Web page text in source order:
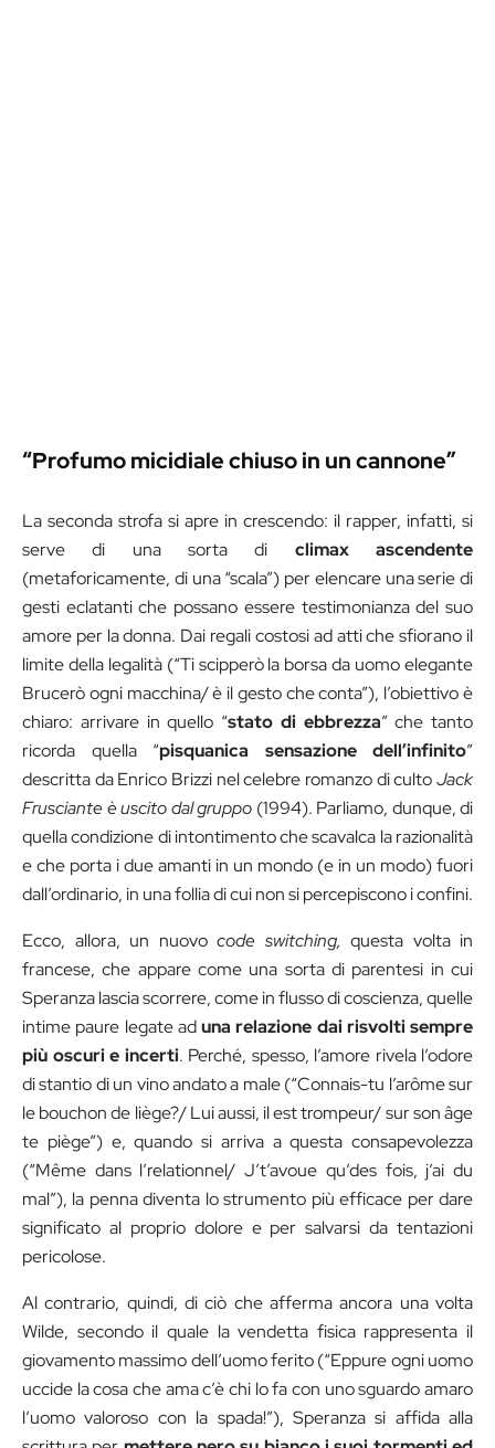
“Profumo micidiale chiuso in un cannone”
La seconda strofa si apre in crescendo: il rapper, infatti, si
serve di una sorta di climax
ascendente
(metaforicamente, di una “scala”) per elencare una serie di
gesti eclatanti che possano essere testimonianza del suo
amore per la donna. Dai regali costosi ad atti che sfiorano il
limite della legalità (“Ti scipperò la borsa da uomo elegante
Brucerò ogni macchina/ è il gesto che conta”), l’obiettivo è
chiaro: arrivare in quello “stato di ebbrezza” che tanto
ricorda quella “pisquanica sensazione dell’infinito”
descritta da Enrico Brizzi nel celebre romanzo di cultoJack
Frusciante è uscito dal gruppo (1994). Parliamo, dunque, di
quella condizione di intontimento che scavalca la razionalità
e che porta i due amanti in un mondo (e in un modo) fuori
dall’ordinario, in una follia di cui non si percepiscono i confini.
Ecco, allora, un nuovo code switching, questa volta in
francese, che appare come una sorta di parentesi in cui
Speranza lascia scorrere, come in flusso di coscienza, quelle
intime paure legate aduna relazione dai risvolti sempre
più oscuri e incerti. Perché, spesso, l’amore rivela l’odore
di stantio di un vino andato a male (“Connais-tu l’arôme sur
le bouchon de liège?/ Lui aussi, il est trompeur/ sur son âge
te piège”) e, quando si arriva a questa consapevolezza
(“Même dans l’relationnel/ J’t’avoue qu’des fois, j’ai du
mal”), la penna diventa lo strumento più efficace per dare
significato al proprio dolore e per salvarsi da tentazioni
pericolose.
Al contrario, quindi, di ciò che afferma ancora una volta
Wilde, secondo il quale la vendetta fisica rappresenta il
giovamento massimo dell’uomo ferito (“Eppure ogni uomo
uccide la cosa che ama c’è chi lo fa con uno sguardo amaro
l’uomo valoroso con la spada!”), Speranza si affida alla